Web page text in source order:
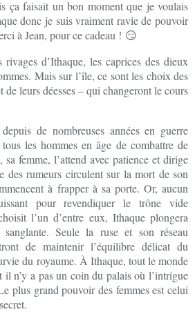
ça faisait un bon moment que je voulais
donc je suis vraiment ravie de pouvoir
à Jean, pour ce cadeau ! 😏
rivages d’Ithaque, les caprices des dieux
Mais sur l’île, ce sont les choix des
de leurs déesses – qui changeront le cours
de nombreuses années en guerre
les hommes en âge de combattre de
sa femme, l’attend avec patience et dirige
des rumeurs circulent sur la mort de son
à frapper à sa porte. Or, aucun
pour revendiquer le trône vide
l’un d’entre eux, Ithaque plongera
Seule la ruse et son réseau
de maintenir l’équilibre délicat du
du royaume. À Ithaque, tout le monde
n’y a pas un coin du palais où l’intrigue
plus grand pouvoir des femmes est celui